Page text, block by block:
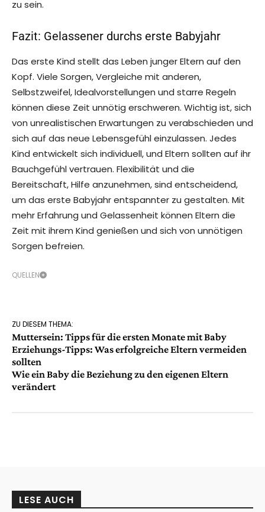
zu sein.
Fazit: Gelassener durchs erste Babyjahr
Das erste Kind stellt das Leben junger Eltern auf den
Kopf. Viele Sorgen, Vergleiche mit anderen,
Selbstzweifel, Idealvorstellungen und starre Regeln
können diese Zeit unnötig erschweren. Wichtig ist, sich
von unrealistischen Erwartungen zu verabschieden und
sich auf das neue Lebensgefühl einzulassen. Jedes
Kind entwickelt sich individuell, und Eltern sollten auf ihr
Bauchgefühl vertrauen. Flexibilität und die
Bereitschaft, Hilfe anzunehmen, sind entscheidend,
um das erste Babyjahr entspannter zu gestalten. Mit
mehr Erfahrung und Gelassenheit können Eltern die
Zeit mit ihrem Kind genießen und sich von unnötigen
Sorgen befreien.
QUELLEN
ZU DIESEM THEMA:
Muttersein: Tipps für die ersten Monate mit Baby
Erziehungs-Tipps: Was erfolgreiche Eltern vermeiden
sollten
Wie ein Baby die Beziehung zu den eigenen Eltern
verändert
LESE AUCH